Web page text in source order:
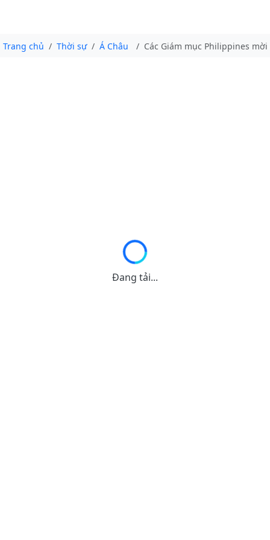
Trang chủ Thời sự Á Châu Các Giám mục Philippines
Đang tải...